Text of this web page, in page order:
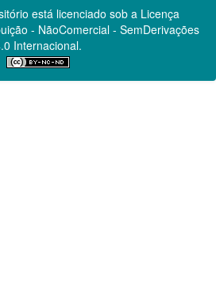
está licenciado sob a Licença
- NãoComercial - SemDerivações
Internacional.